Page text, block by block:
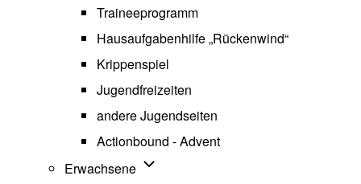
Traineeprogramm
Hausaufgabenhilfe „Rückenwind“
Krippenspiel
Jugendfreizeiten
andere Jugendseiten
Actionbound - Advent
Erwachsene Unternavigation von Erwachsene